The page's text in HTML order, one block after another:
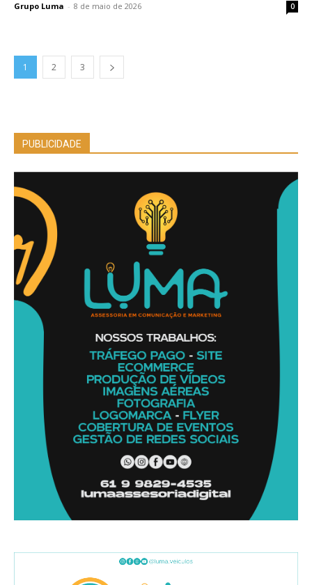
Grupo Luma - 8 de maio de 2026 0
1 2 3
PUBLICIDADE